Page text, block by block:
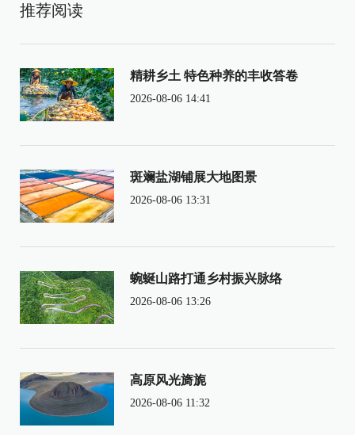
推荐阅读
精耕乡土 特色种养的丰收答卷
2026-08-06 14:41
斑斓盐湖铺展大地图景
2026-08-06 13:31
蜿蜒山路打通乡村振兴脉络
2026-08-06 13:26
高原风光旖旎
2026-08-06 11:32